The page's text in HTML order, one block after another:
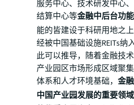
服务中心、技术研发中心
结算中心等金融中后台功能
能的皆建设于科研用地之
经被中国基础设施REITs纳
此可以推导，随着金融技
产业园区市场形成区域聚
体系和人才环境基础， 金
中国产业园发展的重要领